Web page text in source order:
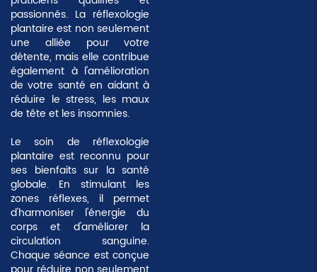
passionnés. La réflexologie
plantaire est non seulement
une alliée pour votre
détente, mais elle contribue
également à l'amélioration
de votre santé en aidant à
réduire le stress, les maux
de tête et les insomnies.
Le soin de réflexologie
plantaire est reconnu pour
ses bienfaits sur la santé
globale. En stimulant les
zones réflexes, il permet
d'harmoniser l'énergie du
corps et d'améliorer la
circulation sanguine.
Chaque séance est conçue